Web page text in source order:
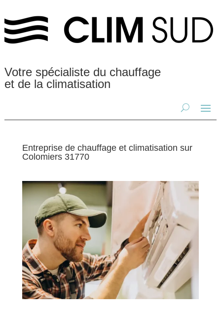
Votre spécialiste du chauffage
et de la climatisation
Entreprise de chauffage et climatisation sur
Colomiers 31770